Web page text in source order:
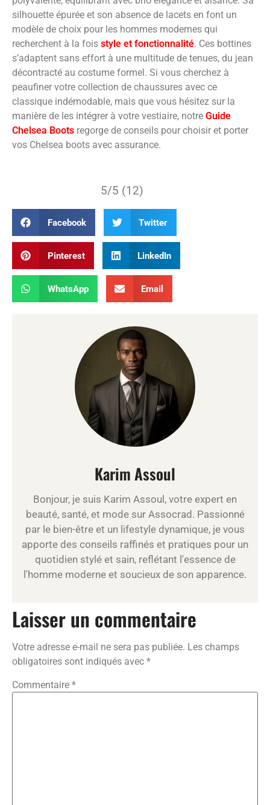
silhouette épurée et son absence de lacets en font un
modèle de choix pour les hommes modernes qui
recherchent à la fois style et fonctionnalité. Ces bottines
s’adaptent sans effort à une multitude de tenues, du jean
décontracté au costume formel. Si vous cherchez à
peaufiner votre collection de chaussures avec ce
classique indémodable, mais que vous hésitez sur la
manière de les intégrer à votre vestiaire, notre Guide
Chelsea Boots regorge de conseils pour choisir et porter
vos Chelsea boots avec assurance.
5/5 (12)
Facebook Twitter
Pinterest LinkedIn
WhatsApp Email
Karim Assoul
Bonjour, je suis Karim Assoul, votre expert en
beauté, santé, et mode sur Assocrad. Passionné
par le bien-être et un lifestyle dynamique, je vous
apporte des conseils raffinés et pratiques pour un
quotidien stylé et sain, reflétant l'essence de
l'homme moderne et soucieux de son apparence.
Laisser un commentaire
Votre adresse e-mail ne sera pas publiée. Les champs
obligatoires sont indiqués avec *
Commentaire *